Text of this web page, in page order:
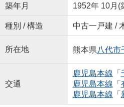
築年月 1952年 10月(
種別 / 構造 中古一戸建 /
所在地 熊本県八代市
交通
鹿児島本線 「
鹿児島本線 「
鹿児島本線 「